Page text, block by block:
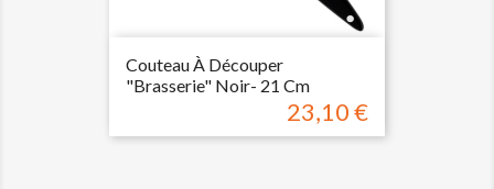
Couteau À Découper
"brasserie" Noir- 21 Cm
Prix
23,10 €